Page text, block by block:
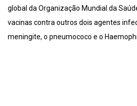
global da Organização Mundial da
vacinas contra outros dois agentes
meningite, o pneumococo e o